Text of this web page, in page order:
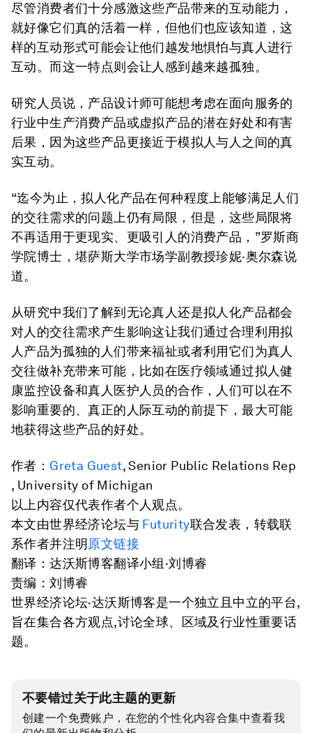
尽管消费者们十分感激这些产品带来的互动能力，
就好像它们真的活着一样，但他们也应该知道，这
样的互动形式可能会让他们越发地惧怕与真人进行
互动。而这一特点则会让人感到越来越孤独。
研究人员说，产品设计师可能想考虑在面向服务的
行业中生产消费产品或虚拟产品的潜在好处和有害
后果，因为这些产品更接近于模拟人与人之间的真
实互动。
“迄今为止，拟人化产品在何种程度上能够满足人们
的交往需求的问题上仍有局限，但是，这些局限将
不再适用于更现实、更吸引人的消费产品，”罗斯商
学院博士，堪萨斯大学市场学副教授珍妮·奥尔森说
道。
从研究中我们了解到无论真人还是拟人化产品都会
对人的交往需求产生影响这让我们通过合理利用拟
人产品为孤独的人们带来福祉或者利用它们为真人
交往做补充带来可能，比如在医疗领域通过拟人健
康监控设备和真人医护人员的合作，人们可以在不
影响重要的、真正的人际互动的前提下，最大可能
地获得这些产品的好处。
作者： Greta Guest, Senior Public Relations Rep
, University of Michigan
以上内容仅代表作者个人观点。
本文由世界经济论坛与 Futurity联合发表，转载联
系作者并注明 原文链接
翻译：达沃斯博客翻译小组·刘博睿
责编：刘博睿
世界经济论坛·达沃斯博客是一个独立且中立的平台,
旨在集合各方观点,讨论全球、区域及行业性重要话
题。
不要错过关于此主题的更新
创建一个免费账户，在您的个性化内容合集中查看我